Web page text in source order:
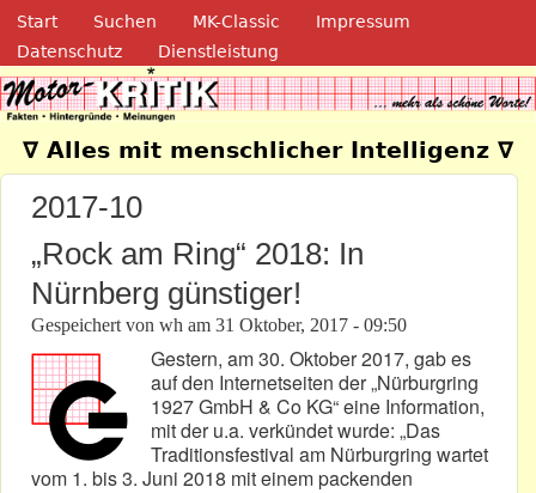
Direkt zum Inhalt
Navigation
Start Suchen MK-Classic
Impressum
Datenschutz
Dienstleistung
Motor-Kritik.de
∇ Alles mit menschlicher Intelligenz ∇
2017-10
„Rock am Ring“ 2018: In
Nürnberg günstiger!
Gespeichert von wh am 31 Oktober, 2017 - 09:50
Gestern, am 30. Oktober 2017, gab es
auf den Internetseiten der „Nürburgring
1927 GmbH & Co KG“ eine Information,
mit der u.a. verkündet wurde: „Das
Traditionsfestival am Nürburgring wartet
vom 1. bis 3. Juni 2018 mit einem packenden